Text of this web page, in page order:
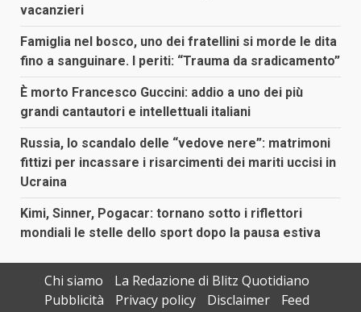
vacanzieri
Famiglia nel bosco, uno dei fratellini si morde le dita
fino a sanguinare. I periti: “Trauma da sradicamento”
È morto Francesco Guccini: addio a uno dei più
grandi cantautori e intellettuali italiani
Russia, lo scandalo delle “vedove nere”: matrimoni
fittizi per incassare i risarcimenti dei mariti uccisi in
Ucraina
Kimi, Sinner, Pogacar: tornano sotto i riflettori
mondiali le stelle dello sport dopo la pausa estiva
Chi siamo
La Redazione di Blitz Quotidiano
Pubblicità
Privacy policy Disclaimer Feed